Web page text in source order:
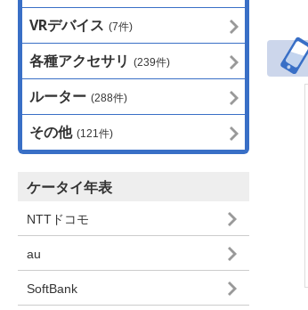
VRデバイス (7件)
各種アクセサリ (239件)
ルーター (288件)
その他 (121件)
ケータイ年表
NTTドコモ
au
SoftBank